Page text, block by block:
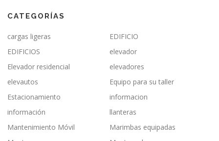
CATEGORÍAS
cargas ligeras
EDIFICIO
EDIFICIOS
elevador
Elevador residencial
elevadores
elevautos
Equipo para su taller
Estacionamiento
informacion
información
llanteras
Mantenimiento Móvil
Marimbas equipadas